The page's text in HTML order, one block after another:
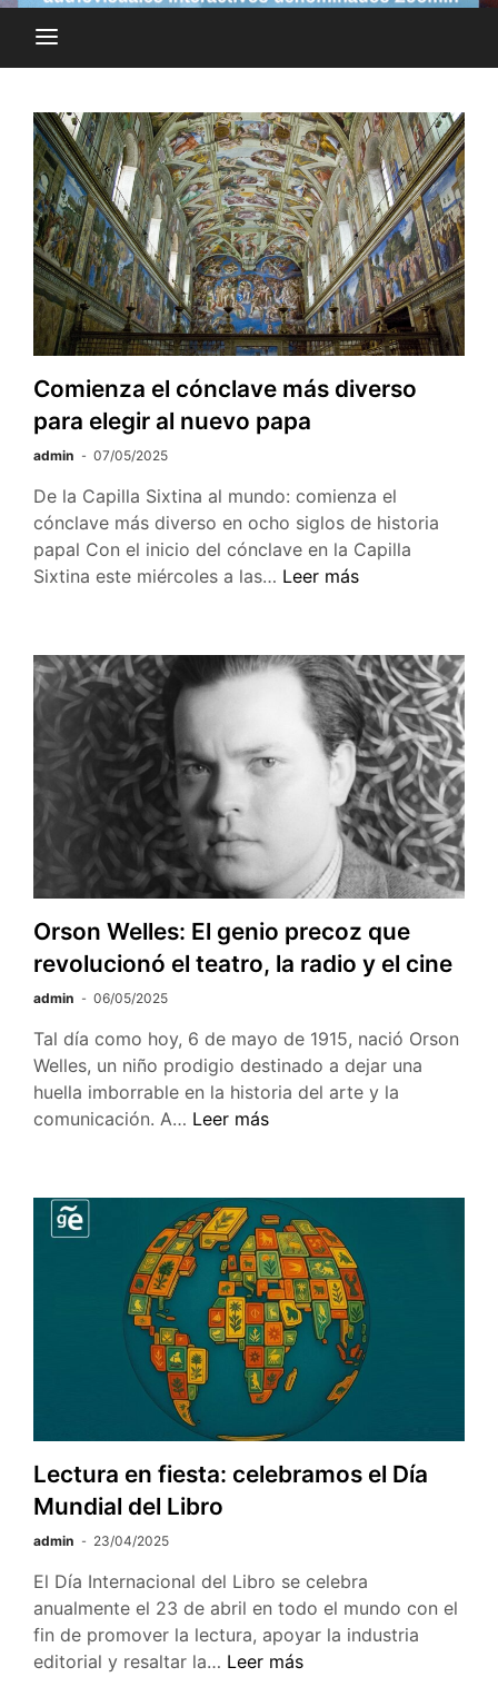
Comienza el cónclave más diverso
para elegir al nuevo papa
admin 07/05/2025
De la Capilla Sixtina al mundo: comienza el
cónclave más diverso en ocho siglos de historia
papal Con el inicio del cónclave en la Capilla
Sixtina este miércoles a las… Comienza
más
diverso
para
elegir
al
Leer más
Orson Welles: El genio precoz que
revolucionó el teatro, la radio y el cine
admin 06/05/2025
Tal día como hoy, 6 de mayo de 1915, nació Orson
Welles, un niño prodigio destinado a dejar una
huella imborrable en la historia del arte y la
comunicación. A… Orson
genio
precoz
que
revolucionó
teatro,
la
radio
y
el
cine
Leer más
Lectura en fiesta: celebramos el Día
Mundial del Libro
admin 23/04/2025
El Día Internacional del Libro se celebra
anualmente el 23 de abril en todo el mundo con el
fin de promover la lectura, apoyar la industria
editorial y resaltar la… Lectura
Leer más